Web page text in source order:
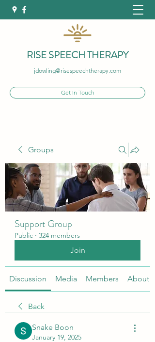
RISE SPEECH THERAPY
jdowling@risespeechtherapy.com
Get In Touch
Groups
Support Group
Public · 324 members
Join
Discussion Media Members About
Back
Snake Boon
January 19, 2025